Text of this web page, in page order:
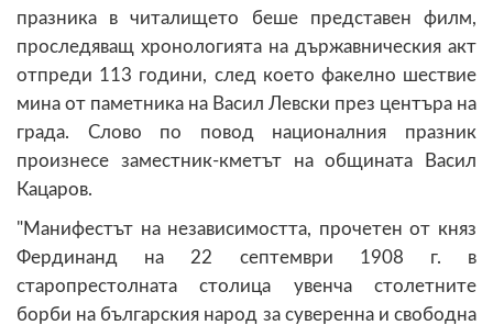
празника в читалището беше представен филм,
проследяващ хронологията на държавническия акт
отпреди 113 години, след което факелно шествие
мина от паметника на Васил Левски през центъра на
града. Слово по повод националния празник
произнесе заместник-кметът на общината Васил
Кацаров.
"Манифестът на независимостта, прочетен от княз
Фердинанд на 22 септември 1908 г. в
старопрестолната столица увенча столетните
борби на българския народ за суверенна и свободна